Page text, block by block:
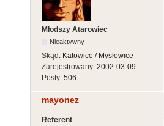
Młodszy Atarowiec
Nieaktywny
Skąd: Katowice / Mysłowice
Zarejestrowany: 2002-03-09
Posty: 506
mayonez
Referent